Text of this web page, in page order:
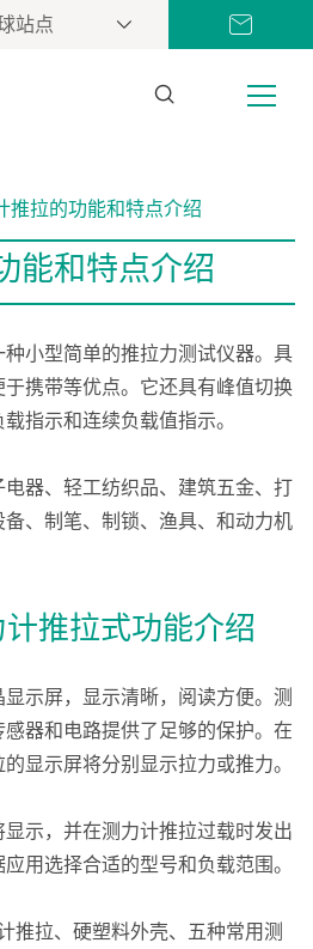
站点
推拉的功能和特点介绍
能和特点介绍
小型简单的推拉力测试仪器。具
携带等优点。它还具有峰值切换
指示和连续负载值指示。
器、轻工纺织品、建筑五金、打
、制笔、制锁、渔具、和动力机
推拉式功能介绍
示屏，显示清晰，阅读方便。测
器和电路提供了足够的保护。在
显示屏将分别显示拉力或推力。
显示，并在测力计推拉过载时发出
用选择合适的型号和负载范围。
推拉、硬塑料外壳、五种常用测